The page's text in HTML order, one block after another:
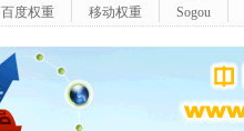
百度权重 移动权重 Sogou